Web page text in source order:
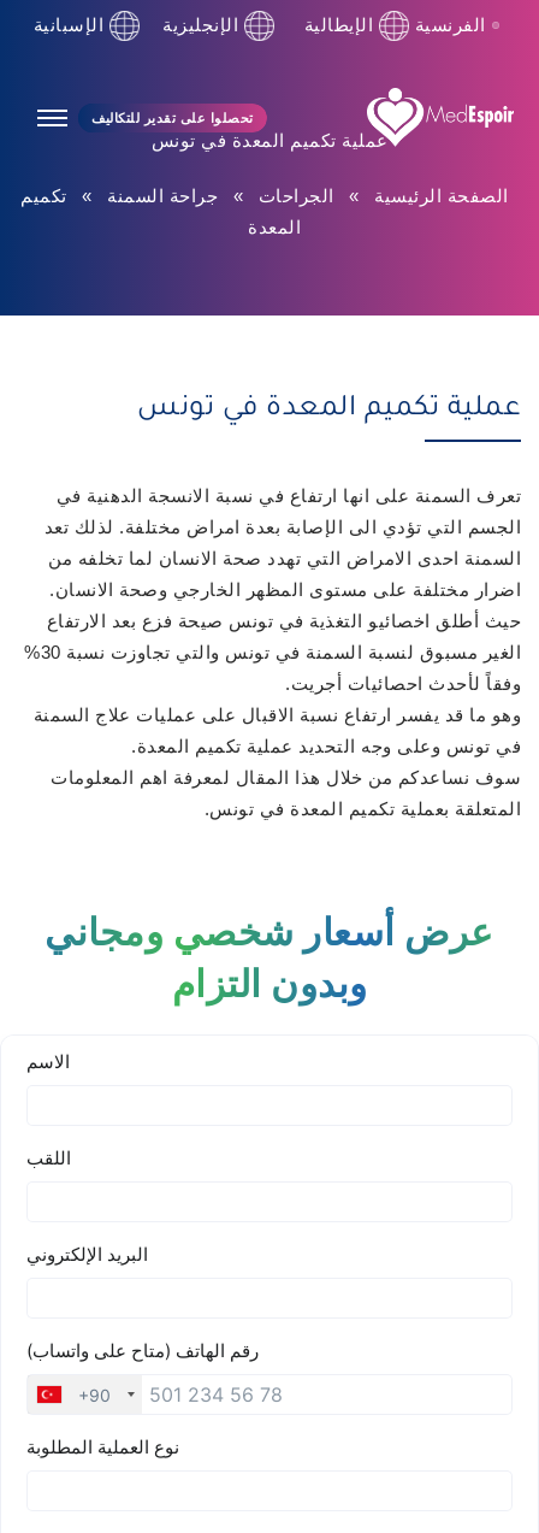
الفرنسية الإيطالية الإنجليزية الإسبانية
تحصلوا على تقدير للتكاليف
عملية تكميم المعدة في تونس
الصفحة الرئيسية » الجراحات » جراحة السمنة »
تكميم
المعدة
عملية تكميم المعدة في تونس
تعرف السمنة على انها ارتفاع في نسبة الانسجة الدهنية في
الجسم التي تؤدي الى الإصابة بعدة امراض مختلفة. لذلك تعد
السمنة احدى الامراض التي تهدد صحة الانسان لما تخلفه من
اضرار مختلفة على مستوى المظهر الخارجي وصحة الانسان.
حيث أطلق اخصائيو التغذية في تونس صيحة فزع بعد الارتفاع
الغير مسبوق لنسبة السمنة في تونس والتي تجاوزت نسبة 30%
وفقاً لأحدث احصائيات أجريت.
وهو ما قد يفسر ارتفاع نسبة الاقبال على عمليات علاج السمنة
في تونس وعلى وجه التحديد عملية تكميم المعدة.
سوف نساعدكم من خلال هذا المقال لمعرفة اهم المعلومات
المتعلقة بعملية تكميم المعدة في تونس.
عرض أسعار شخصي ومجاني
وبدون التزام